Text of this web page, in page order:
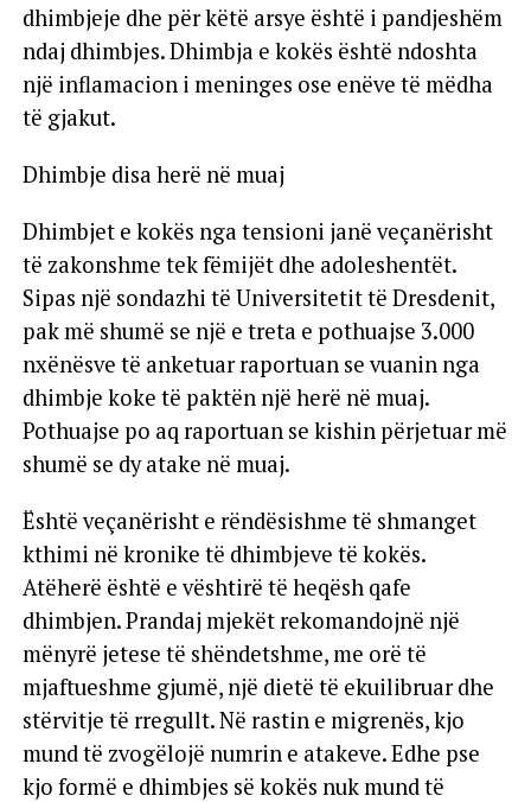
dhimbjeje dhe për këtë arsye është i pandjeshëm
ndaj dhimbjes. Dhimbja e kokës është ndoshta
një inflamacion i meninges ose enëve të mëdha
të gjakut.
Dhimbje disa herë në muaj
Dhimbjet e kokës nga tensioni janë veçanërisht
të zakonshme tek fëmijët dhe adoleshentët.
Sipas një sondazhi të Universitetit të Dresdenit,
pak më shumë se një e treta e pothuajse 3.000
nxënësve të anketuar raportuan se vuanin nga
dhimbje koke të paktën një herë në muaj.
Pothuajse po aq raportuan se kishin përjetuar më
shumë se dy atake në muaj.
Është veçanërisht e rëndësishme të shmanget
kthimi në kronike të dhimbjeve të kokës.
Atëherë është e vështirë të heqësh qafe
dhimbjen. Prandaj mjekët rekomandojnë një
mënyrë jetese të shëndetshme, me orë të
mjaftueshme gjumë, një dietë të ekuilibruar dhe
stërvitje të rregullt. Në rastin e migrenës, kjo
mund të zvogëlojë numrin e atakeve. Edhe pse
kjo formë e dhimbjes së kokës nuk mund të